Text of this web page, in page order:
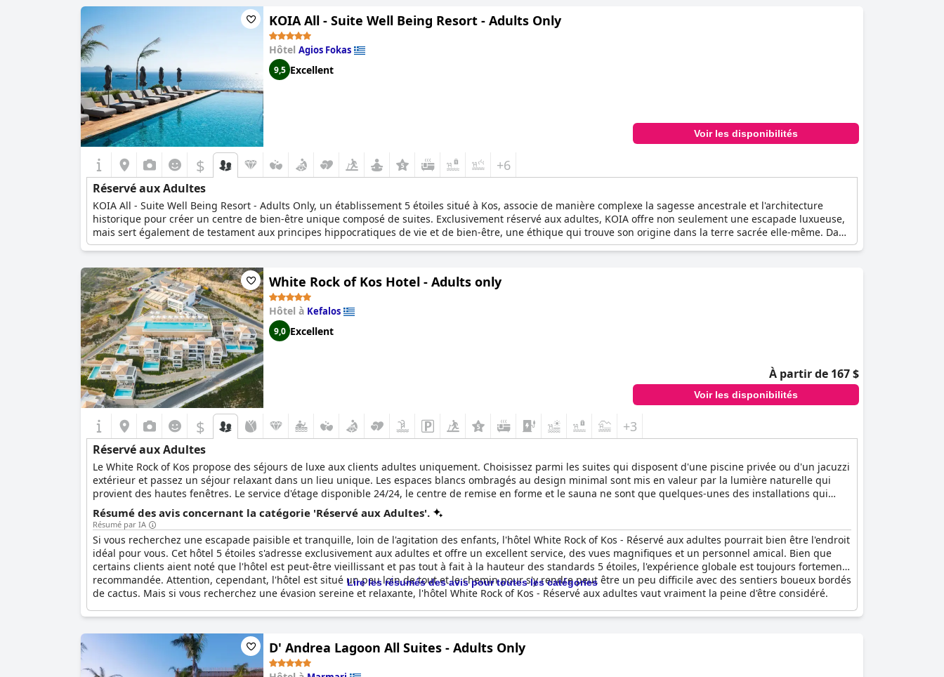
KOIA All - Suite Well Being Resort - Adults Only
Hôtel Agios Fokas
9,5 Excellent
Voir les disponibilités
$ +6
Réservé aux Adultes
KOIA All - Suite Well Being Resort - Adults Only, un établissement 5 étoiles situé à Kos, associe de manière complexe la sagesse ancestrale et l'architecture
historique pour créer un centre de bien-être unique composé de suites. Exclusivement réservé aux adultes, KOIA offre non seulement une escapade luxueuse,
mais sert également de testament aux principes hippocratiques de vie et de bien-être, une éthique qui trouve son origine dans la terre sacrée elle-même. Dans
l'esprit de la promotion d'une manière naturelle de passer des vacances, le complexe met l'accent sur un mode de vie équilibré où la nature et les individus
cascade de la colline d'Agios Fokas, KOIA surplombe la plage, offrant à ses hôtes une vue captivante. La conception du complexe rend hommage à l'ancienne
colonie dorique d'Hexapolis, offrant aux clients un aperçu du mode de vie ancestral de l'île. Ce havre réservé aux adultes offre une expérience inégalée
d'harmonie et d'éveil des sens, une retraite tranquille et un voyage unique dans les riches racines historiques de la région.
White Rock of Kos Hotel - Adults only
Hôtel à Kefalos
9,0 Excellent
À partir de 167 $
Voir les disponibilités
$ +3
Réservé aux Adultes
Le White Rock of Kos propose des séjours de luxe aux clients adultes uniquement. Choisissez parmi les suites qui disposent d'une piscine privée ou d'un jacuzzi
extérieur et passez un séjour relaxant dans un lieu unique. Les espaces blancs ombragés au design minimal sont mis en valeur par la lumière naturelle qui
provient des hautes fenêtres. Le service d'étage disponible 24/24, le centre de remise en forme et le sauna ne sont que quelques-unes des installations qui
vous permettront de vous sentir heureux de passer votre temps dans ce lieu magnifique. Profitez du coucher de soleil depuis le point culminant de Kefalos et
découvrez l'hospitalité grecque dans toute sa splendeur.
Résumé des avis concernant la catégorie 'Réservé aux Adultes'.
Résumé par IA
Si vous recherchez une escapade paisible et tranquille, loin de l'agitation des enfants, l'hôtel White Rock of Kos - Réservé aux adultes pourrait bien être l'endroit
idéal pour vous. Cet hôtel 5 étoiles s'adresse exclusivement aux adultes et offre un excellent service, des vues magnifiques et un personnel amical. Bien que
certains clients aient noté que l'hôtel est peut-être vieillissant et pas tout à fait à la hauteur des standards 5 étoiles, l'expérience globale est toujours fortement
recommandée. Attention, cependant, l'hôtel est situé un peu loin de tout et le chemin pour s'y rendre peut être un peu difficile avec des sentiers boueux bordés
de cactus. Mais si vous recherchez une évasion sereine et relaxante, l'hôtel White Rock of Kos - Réservé aux adultes vaut vraiment la peine d'être considéré.
Lire les résumés des avis pour toutes les catégories
D' Andrea Lagoon All Suites - Adults Only